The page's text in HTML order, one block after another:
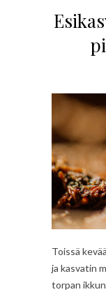
Toissä
ja kasvatin
torpan